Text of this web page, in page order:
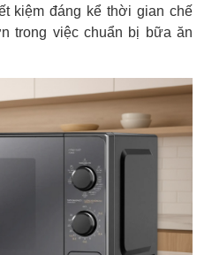
kiệm đáng kể thời gian chế
trong việc chuẩn bị bữa ăn